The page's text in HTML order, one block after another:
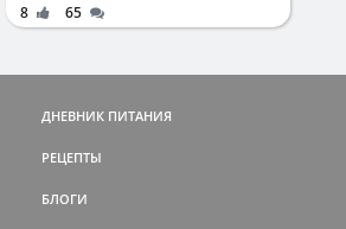
8 65
ДНЕВНИК ПИТАНИЯ
РЕЦЕПТЫ
БЛОГИ